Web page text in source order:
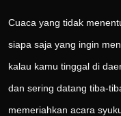
Cuaca yang tidak
siapa saja yang ingin
kalau kamu tinggal di
dan sering datang tiba-
memeriahkan acara